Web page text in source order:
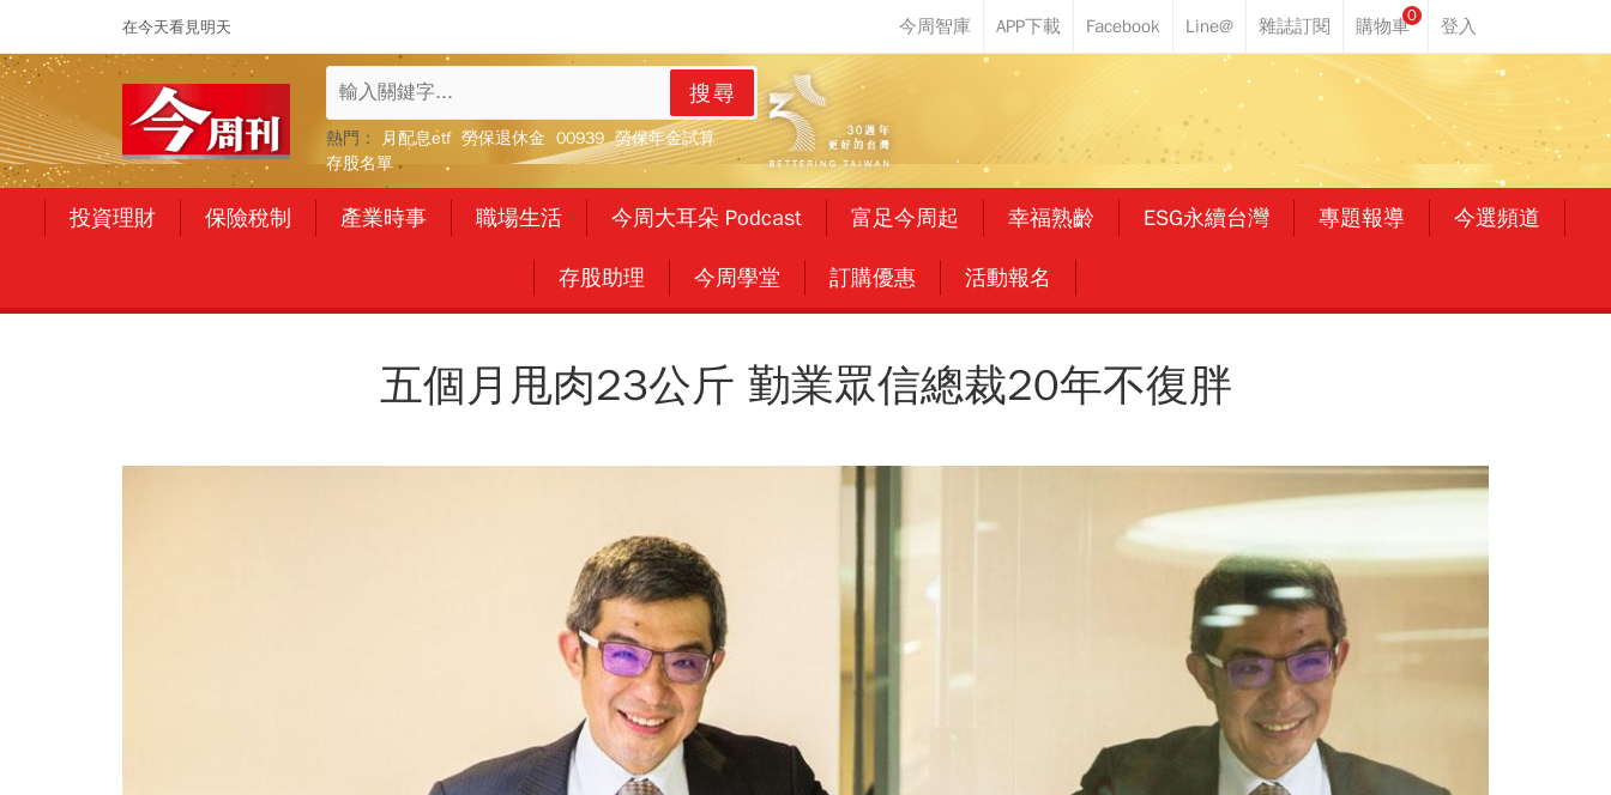
在今天看見明天
0
搜尋
熱門： 月配息etf 勞保退休金 00939 勞保年金試算
存股名單
投資理財 保險稅制 產業時事 職場生活 今周大耳朵 Podcast 富足今周起 幸福熟齡 ESG永續台灣 專題報導 今選頻道
存股助理 今周學堂 訂購優惠 活動報名
五個月甩肉23公斤 勤業眾信總裁20年不復胖